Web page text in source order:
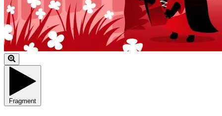
Fragment